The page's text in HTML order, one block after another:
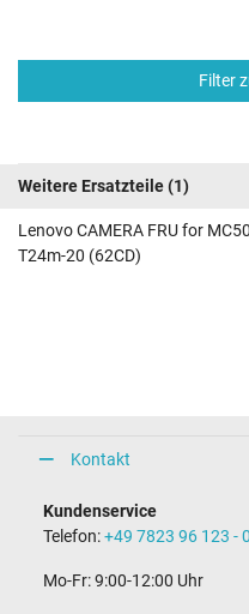
Filter
Weitere Ersatzteile(1)
Lenovo CAMERA FRU for
T24m-20 (62CD)
Kontakt
Kundenservice
Telefon:+49 7823 96 123 - 0
Mo-Fr: 9:00-12:00 Uhr